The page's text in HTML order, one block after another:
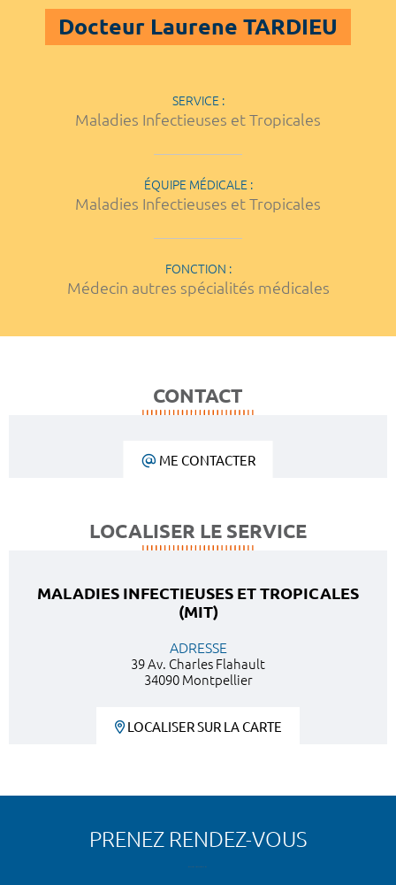
Docteur Laurene TARDIEU
SERVICE :
Maladies Infectieuses et Tropicales
ÉQUIPE MÉDICALE :
Maladies Infectieuses et Tropicales
FONCTION :
Médecin autres spécialités médicales
CONTACT
ME CONTACTER
LOCALISER LE SERVICE
MALADIES INFECTIEUSES ET TROPICALES
(MIT)
ADRESSE
39 Av. Charles Flahault
34090 Montpellier
LOCALISER SUR LA CARTE
PRENEZ RENDEZ-VOUS